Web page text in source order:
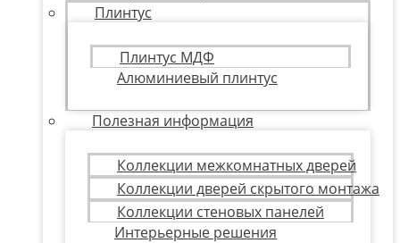
Плинтус
Плинтус МДФ
Алюминиевый плинтус
Полезная информация
Коллекции межкомнатных дверей
Коллекции дверей скрытого монтажа
Коллекции стеновых панелей
Интерьерные решения